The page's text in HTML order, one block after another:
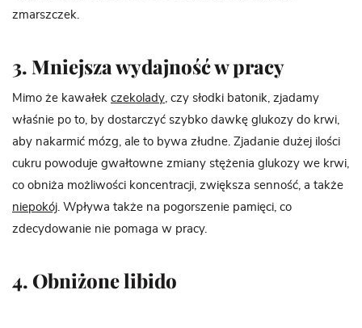
zmarszczek.
3. Mniejsza wydajność w pracy
Mimo że kawałek czekolady, czy słodki batonik, zjadamy
właśnie po to, by dostarczyć szybko dawkę glukozy do krwi,
aby nakarmić mózg, ale to bywa złudne. Zjadanie dużej ilości
cukru powoduje gwałtowne zmiany stężenia glukozy we krwi,
co obniża możliwości koncentracji, zwiększa senność, a także
niepokój. Wpływa także na pogorszenie pamięci, co
zdecydowanie nie pomaga w pracy.
4. Obniżone libido